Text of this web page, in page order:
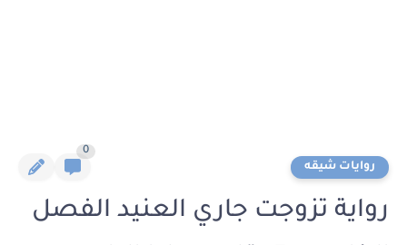
روايات شيقه
0
رواية تزوجت جاري العنيد الفصل